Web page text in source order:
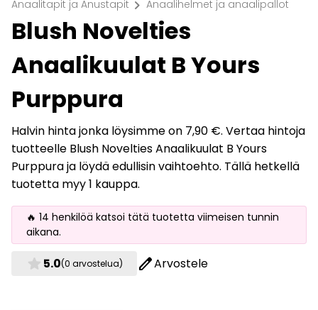
Anaalitapit ja Anustapit chevron_right Anaalihelmet ja anaalipallot
Blush Novelties
Anaalikuulat B Yours
Purppura
Halvin hinta jonka löysimme on 7,90 €. Vertaa hintoja
tuotteelle Blush Novelties Anaalikuulat B Yours
Purppura ja löydä edullisin vaihtoehto. Tällä hetkellä
tuotetta myy 1 kauppa.
🔥 14 henkilöä katsoi tätä tuotetta viimeisen tunnin
aikana.
star 5.0(0 arvostelua) editArvostele